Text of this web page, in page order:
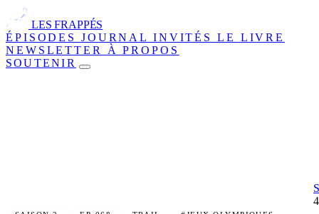
LES FRAPPÉS
ÉPISODES JOURNAL INVITÉSLE LIVRE
NEWSLETTER À PROPOS
SOUTENIR